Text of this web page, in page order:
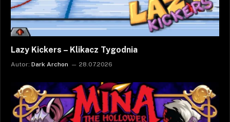
Lazy Kickers – Klikacz Tygodnia
Autor: Dark Archon 28.07.2026